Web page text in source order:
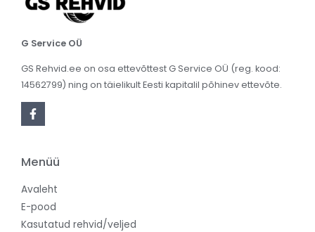
G Service OÜ
GS Rehvid.ee on osa ettevõttest G Service OÜ (reg. kood:
14562799) ning on täielikult Eesti kapitalil põhinev ettevõte.
Menüü
Avaleht
E-pood
Kasutatud rehvid/veljed